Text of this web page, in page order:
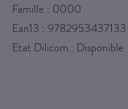
Famille : 0000
Ean13 : 9782953437133
Etat Dilicom : Disponible